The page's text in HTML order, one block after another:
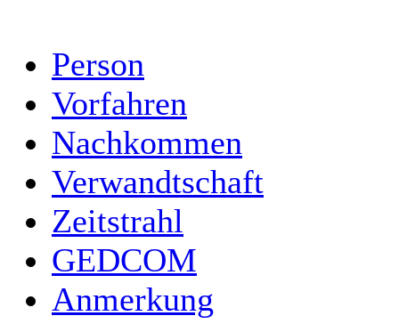
Person
Vorfahren
Nachkommen
Verwandtschaft
Zeitstrahl
GEDCOM
Anmerkung